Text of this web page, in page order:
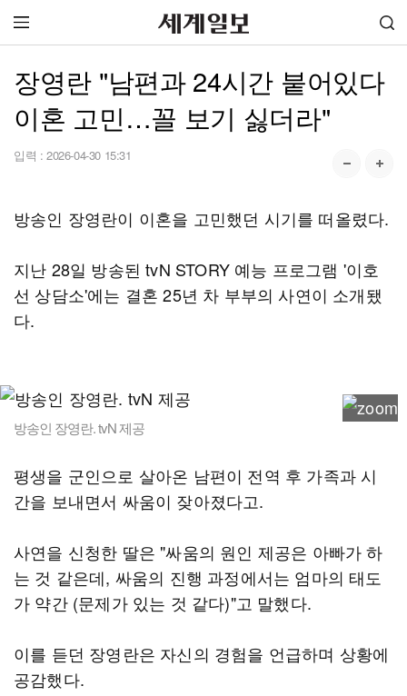
장영란 "남편과 24시간 붙어있다
이혼 고민…꼴 보기 싫더라"
입력 : 2026-04-30 15:31
방송인 장영란이 이혼을 고민했던 시기를 떠올렸다.
지난 28일 방송된 tvN STORY 예능 프로그램 '이호
선 상담소'에는 결혼 25년 차 부부의 사연이 소개됐
다.
방송인 장영란. tvN 제공
평생을 군인으로 살아온 남편이 전역 후 가족과 시
간을 보내면서 싸움이 잦아졌다고.
사연을 신청한 딸은 "싸움의 원인 제공은 아빠가 하
는 것 같은데, 싸움의 진행 과정에서는 엄마의 태도
가 약간 (문제가 있는 것 같다)"고 말했다.
이를 듣던 장영란은 자신의 경험을 언급하며 상황에
공감했다.